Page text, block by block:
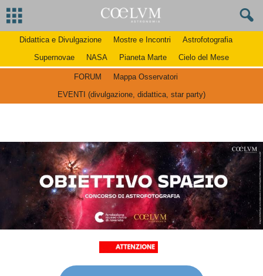
Didattica e Divulgazione Mostre e Incontri
Astrofotografia
Supernovae
NASA Pianeta Marte Cielo del Mese
FORUM
Mappa Osservatori
EVENTI (divulgazione, didattica, star party)